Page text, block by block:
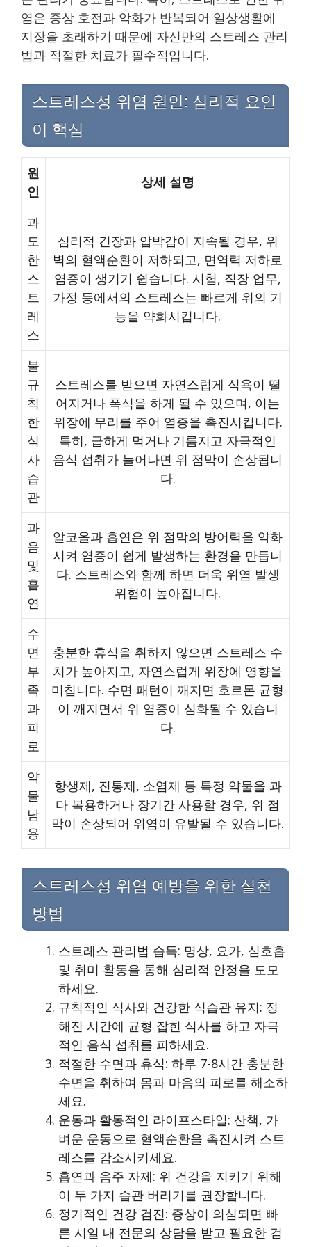
염은 증상 호전과 악화가 반복되어 일상생활에
지장을 초래하기 때문에 자신만의 스트레스 관리
법과 적절한 치료가 필수적입니다.
스트레스성 위염 원인: 심리적 요인
이 핵심
원
인
상세 설명
과
도
한
스
트
레
스
심리적 긴장과 압박감이 지속될 경우, 위
벽의 혈액순환이 저하되고, 면역력 저하로
염증이 생기기 쉽습니다. 시험, 직장 업무,
가정 등에서의 스트레스는 빠르게 위의 기
능을 약화시킵니다.
불
규
칙
한
식
사
습
관
스트레스를 받으면 자연스럽게 식욕이 떨
어지거나 폭식을 하게 될 수 있으며, 이는
위장에 무리를 주어 염증을 촉진시킵니다.
특히, 급하게 먹거나 기름지고 자극적인
음식 섭취가 늘어나면 위 점막이 손상됩니
다.
과
음
및
흡
연
알코올과 흡연은 위 점막의 방어력을 약화
시켜 염증이 쉽게 발생하는 환경을 만듭니
다. 스트레스와 함께 하면 더욱 위염 발생
위험이 높아집니다.
수
면
부
족
과
피
로
충분한 휴식을 취하지 않으면 스트레스 수
치가 높아지고, 자연스럽게 위장에 영향을
미칩니다. 수면 패턴이 깨지면 호르몬 균형
이 깨지면서 위 염증이 심화될 수 있습니
다.
약
물
남
용
항생제, 진통제, 소염제 등 특정 약물을 과
다 복용하거나 장기간 사용할 경우, 위 점
막이 손상되어 위염이 유발될 수 있습니다.
스트레스성 위염 예방을 위한 실천
방법
스트레스 관리법 습득: 명상, 요가, 심호흡
및 취미 활동을 통해 심리적 안정을 도모
하세요.
규칙적인 식사와 건강한 식습관 유지: 정
해진 시간에 균형 잡힌 식사를 하고 자극
적인 음식 섭취를 피하세요.
적절한 수면과 휴식: 하루 7-8시간 충분한
수면을 취하여 몸과 마음의 피로를 해소하
세요.
운동과 활동적인 라이프스타일: 산책, 가
벼운 운동으로 혈액순환을 촉진시켜 스트
레스를 감소시키세요.
흡연과 음주 자제: 위 건강을 지키기 위해
이 두 가지 습관 버리기를 권장합니다.
정기적인 건강 검진: 증상이 의심되면 빠
른 시일 내 전문의 상담을 받고 필요한 검